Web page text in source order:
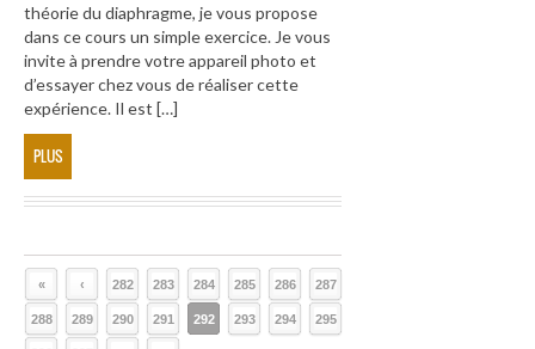
théorie du diaphragme, je vous propose
dans ce cours un simple exercice. Je vous
invite à prendre votre appareil photo et
d’essayer chez vous de réaliser cette
expérience. Il est […]
PLUS
« ‹ 282 283 284 285 286 287
288 289 290 291 292 293 294 295